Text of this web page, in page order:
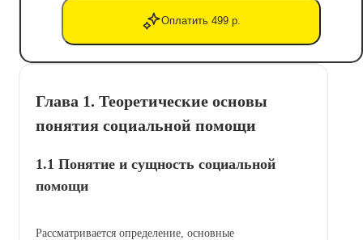
Оплатить 499 р.
Глава 1. Теоретические основы
понятия социальной помощи
1.1 Понятие и сущность социальной
помощи
Рассматривается определение, основные